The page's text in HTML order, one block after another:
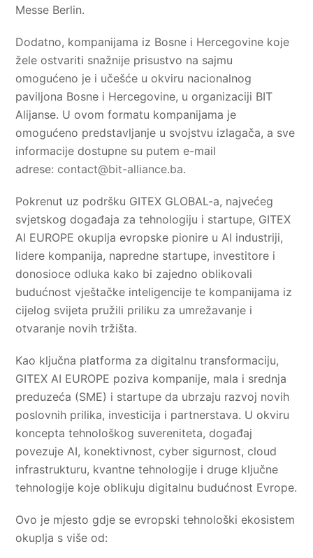
Messe Berlin.
Dodatno, kompanijama iz Bosne i Hercegovine koje
žele ostvariti snažnije prisustvo na sajmu
omogućeno je i učešće u okviru nacionalnog
paviljona Bosne i Hercegovine, u organizaciji BIT
Alijanse. U ovom formatu kompanijama je
omogućeno predstavljanje u svojstvu izlagača, a sve
informacije dostupne su putem e-mail
adrese: contact@bit-alliance.ba.
Pokrenut uz podršku GITEX GLOBAL-a, najvećeg
svjetskog događaja za tehnologiju i startupe, GITEX
AI EUROPE okuplja evropske pionire u AI industriji,
lidere kompanija, napredne startupe, investitore i
donosioce odluka kako bi zajedno oblikovali
budućnost vještačke inteligencije te kompanijama iz
cijelog svijeta pružili priliku za umrežavanje i
otvaranje novih tržišta.
Kao ključna platforma za digitalnu transformaciju,
GITEX AI EUROPE poziva kompanije, mala i srednja
preduzeća (SME) i startupe da ubrzaju razvoj novih
poslovnih prilika, investicija i partnerstava. U okviru
koncepta tehnološkog suvereniteta, događaj
povezuje AI, konektivnost, cyber sigurnost, cloud
infrastrukturu, kvantne tehnologije i druge ključne
tehnologije koje oblikuju digitalnu budućnost Evrope.
Ovo je mjesto gdje se evropski tehnološki ekosistem
okuplja s više od: